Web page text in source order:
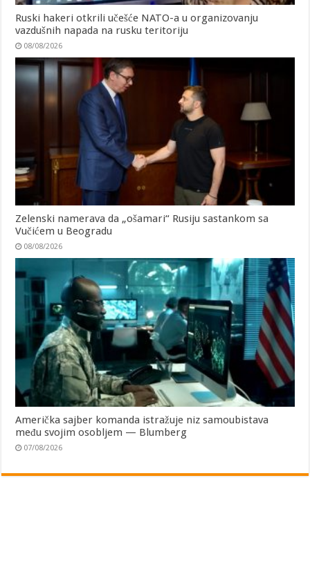
Ruski hakeri otkrili učešće NATO-a u organizovanju
vazdušnih napada na rusku teritoriju
08/08/2026
Zelenski namerava da „ošamari“ Rusiju sastankom sa
Vučićem u Beogradu
08/08/2026
Američka sajber komanda istražuje niz samoubistava
među svojim osobljem — Blumberg
07/08/2026